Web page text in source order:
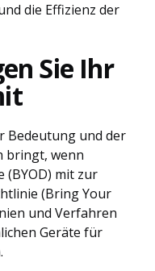
die Effizienz der
Sie Ihr
Bedeutung und der
bringt, wenn
mit zur
(Bring Your
und Verfahren
Geräte für